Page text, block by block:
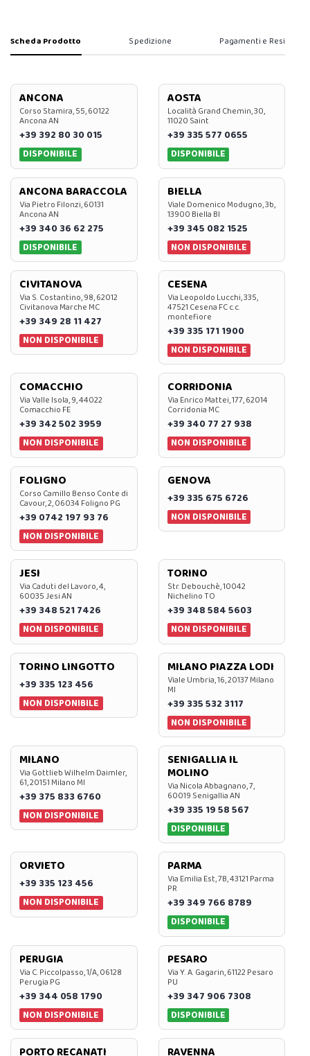
Scheda Prodotto Spedizione Pagamenti e Resi
ANCONA
Corso Stamira, 55, 60122
Ancona AN
+39 392 80 30 015
DISPONIBILE
AOSTA
Località Grand Chemin, 30,
11020 Saint
+39 335 577 0655
DISPONIBILE
ANCONA BARACCOLA
Via Pietro Filonzi, 60131
Ancona AN
+39 340 36 62 275
DISPONIBILE
BIELLA
Viale Domenico Modugno, 3b,
13900 Biella BI
+39 345 082 1525
NON DISPONIBILE
CIVITANOVA
Via S. Costantino, 98, 62012
Civitanova Marche MC
+39 349 28 11 427
NON DISPONIBILE
CESENA
Via Leopoldo Lucchi, 335,
47521 Cesena FC c.c.
montefiore
+39 335 171 1900
NON DISPONIBILE
COMACCHIO
Via Valle Isola, 9, 44022
Comacchio FE
+39 342 502 3959
NON DISPONIBILE
CORRIDONIA
Via Enrico Mattei, 177, 62014
Corridonia MC
+39 340 77 27 938
NON DISPONIBILE
FOLIGNO
Corso Camillo Benso Conte di
Cavour, 2, 06034 Foligno PG
+39 0742 197 93 76
NON DISPONIBILE
GENOVA
+39 335 675 6726
NON DISPONIBILE
JESI
Via Caduti del Lavoro, 4,
60035 Jesi AN
+39 348 521 7426
NON DISPONIBILE
TORINO
Str. Debouchè, 10042
Nichelino TO
+39 348 584 5603
NON DISPONIBILE
TORINO LINGOTTO
+39 335 123 456
NON DISPONIBILE
MILANO PIAZZA LODI
Viale Umbria, 16, 20137 Milano
MI
+39 335 532 3117
NON DISPONIBILE
MILANO
Via Gottlieb Wilhelm Daimler,
61, 20151 Milano MI
+39 375 833 6760
NON DISPONIBILE
SENIGALLIA IL
MOLINO
Via Nicola Abbagnano, 7,
60019 Senigallia AN
+39 335 19 58 567
DISPONIBILE
ORVIETO
+39 335 123 456
NON DISPONIBILE
PARMA
Via Emilia Est, 7B, 43121 Parma
PR
+39 349 766 8789
DISPONIBILE
PERUGIA
Via C. Piccolpasso, 1/A, 06128
Perugia PG
+39 344 058 1790
NON DISPONIBILE
PESARO
Via Y. A. Gagarin, 61122 Pesaro
PU
+39 347 906 7308
DISPONIBILE
PORTO RECANATI RAVENNA